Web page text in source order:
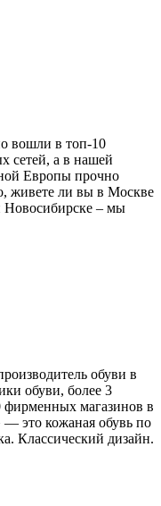
вошли в топ-10
сетей, а в нашей
Европы прочно
живете ли вы в Москве
Новосибирске – мы
обуви в
обуви, более 3
фирменных магазинов в
это кожаная обувь по
Классический дизайн.